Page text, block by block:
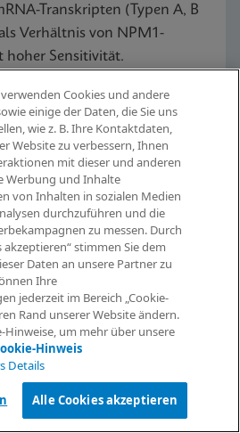
Transkripten (Typen A, B
Verhältnis von NPM1-
Sensitivität.
Jetzt entdecken
Konfigurationen mit 4, 16,
Cookies und andere
einige der Daten, die Sie uns
wie z. B. Ihre Kontaktdaten,
Website zu verbessern, Ihnen
mit dieser und anderen
Werbung und Inhalte
von Inhalten in sozialen Medien
durchzuführen und die
zu messen. Durch
akzeptieren“ stimmen Sie dem
Daten an unsere Partner zu
Ihre
jederzeit im Bereich „Cookie-
Rand unserer Website ändern.
Hinweise, um mehr über unsere
Hinweis
Details
Alle Cookies akzeptieren